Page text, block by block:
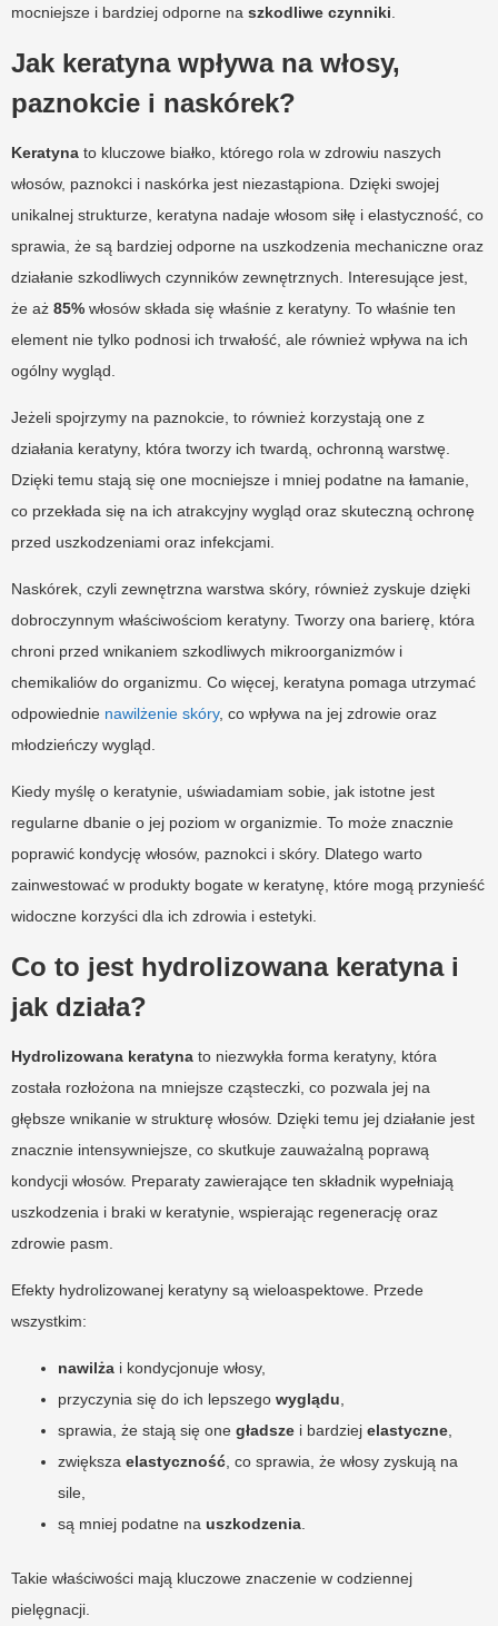
mocniejsze i bardziej odporne na szkodliwe czynniki
Jak keratyna wpływa na włosy,
paznokcie i naskórek?
Keratyna to kluczowe białko, którego rola w zdrowiu naszych
włosów, paznokci i naskórka jest niezastąpiona. Dzięki swojej
unikalnej strukturze, keratyna nadaje włosom siłę i elastyczność, co
sprawia, że są bardziej odporne na uszkodzenia mechaniczne oraz
działanie szkodliwych czynników zewnętrznych. Interesujące jest,
że aż 85% włosów składa się właśnie z keratyny. To właśnie ten
element nie tylko podnosi ich trwałość, ale również wpływa na ich
ogólny wygląd.
Jeżeli spojrzymy na paznokcie, to również korzystają one z
działania keratyny, która tworzy ich twardą, ochronną warstwę.
Dzięki temu stają się one mocniejsze i mniej podatne na łamanie,
co przekłada się na ich atrakcyjny wygląd oraz skuteczną ochronę
przed uszkodzeniami oraz infekcjami.
Naskórek, czyli zewnętrzna warstwa skóry, również zyskuje dzięki
dobroczynnym właściwościom keratyny. Tworzy ona barierę, która
chroni przed wnikaniem szkodliwych mikroorganizmów i
chemikaliów do organizmu. Co więcej, keratyna pomaga utrzymać
odpowiednie nawilżenie skóry, co wpływa na jej zdrowie oraz
młodzieńczy wygląd.
Kiedy myślę o keratynie, uświadamiam sobie, jak istotne jest
regularne dbanie o jej poziom w organizmie. To może znacznie
poprawić kondycję włosów, paznokci i skóry. Dlatego warto
zainwestować w produkty bogate w keratynę, które mogą przynieść
widoczne korzyści dla ich zdrowia i estetyki.
Co to jest hydrolizowana keratyna i
jak działa?
Hydrolizowana keratyna to niezwykła forma keratyny, która
została rozłożona na mniejsze cząsteczki, co pozwala jej na
głębsze wnikanie w strukturę włosów. Dzięki temu jej działanie jest
znacznie intensywniejsze, co skutkuje zauważalną poprawą
kondycji włosów. Preparaty zawierające ten składnik wypełniają
uszkodzenia i braki w keratynie, wspierając regenerację oraz
zdrowie pasm.
Efekty hydrolizowanej keratyny są wieloaspektowe. Przede
wszystkim:
nawilża i kondycjonuje włosy,
przyczynia się do ich lepszego wyglądu
sprawia, że stają się one gładsze i bardziej elastyczne
zwiększa elastyczność , co sprawia, że włosy zyskują na
sile,
są mniej podatne na uszkodzenia
Takie właściwości mają kluczowe znaczenie w codziennej
pielęgnacji.